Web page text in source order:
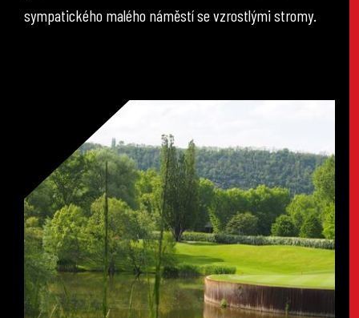
sympatického malého náměstí se vzrostlými stromy.